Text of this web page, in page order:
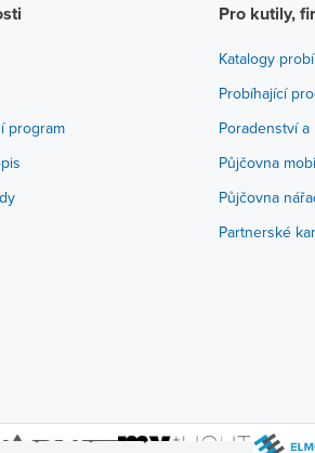
program
Pro kutily,
Katalogy
Probíhající
Poradenství
Půjčovna
Půjčovna
Partnerské